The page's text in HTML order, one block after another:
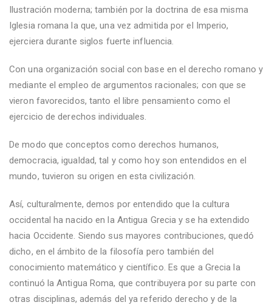
Ilustración moderna; también por la doctrina de esa misma
Iglesia romana la que, una vez admitida por el Imperio,
ejerciera durante siglos fuerte influencia.
Con una organización social con base en el derecho romano y
mediante el empleo de argumentos racionales; con que se
vieron favorecidos, tanto el libre pensamiento como el
ejercicio de derechos individuales.
De modo que conceptos como derechos humanos,
democracia, igualdad, tal y como hoy son entendidos en el
mundo, tuvieron su origen en esta civilización.
Así, culturalmente, demos por entendido que la cultura
occidental ha nacido en la Antigua Grecia y se ha extendido
hacia Occidente. Siendo sus mayores contribuciones, quedó
dicho, en el ámbito de la filosofía pero también del
conocimiento matemático y científico. Es que a Grecia la
continuó la Antigua Roma, que contribuyera por su parte con
otras disciplinas, además del ya referido derecho y de la